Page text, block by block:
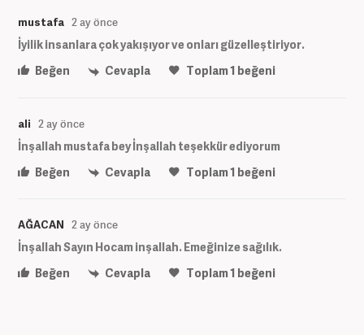
mustafa 2 ay önce
İyilik insanlara çok yakışıyor ve onları güzelleştiriyor.
Beğen
Cevapla Toplam1 beğeni
ali 2 ay önce
İnşallah mustafa bey İnşallah teşekkür ediyorum
Beğen
Cevapla Toplam1 beğeni
AĞACAN 2 ay önce
İnşallah Sayın Hocam inşallah. Emeğinize sağılık.
Beğen
Cevapla Toplam1 beğeni